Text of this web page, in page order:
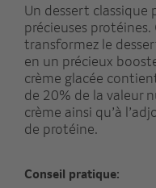
Un dessert classique
précieuses
transformez le
en un précieux
crème glacée
de 20% de la valeur
crème ainsi qu’à
de protéine.
Conseil pratique: